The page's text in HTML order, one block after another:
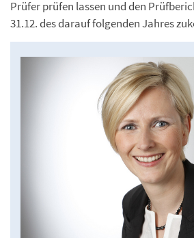
Prüfer prüfen lassen und den
31.12. des darauf folgenden Jahres